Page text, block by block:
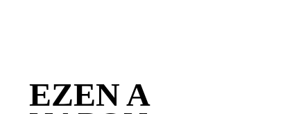
EZEN A